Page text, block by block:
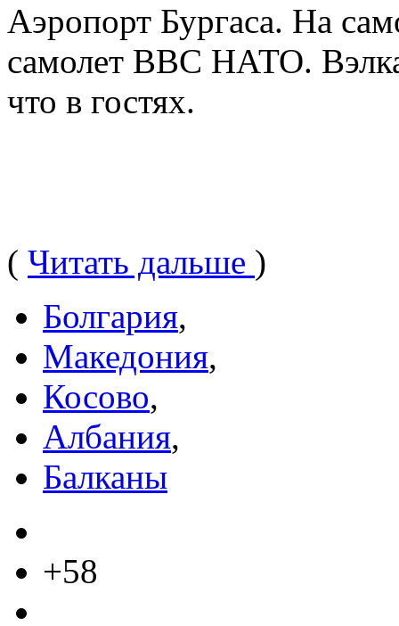
Аэропорт Бургаса. На
самолет ВВС НАТО.
что в гостях.
( Читать дальше )
Болгария,
Македония,
Косово,
Албания,
Балканы
+58